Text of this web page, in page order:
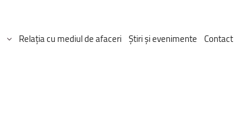
Relația cu mediul de afaceri Știri și evenimente Contact